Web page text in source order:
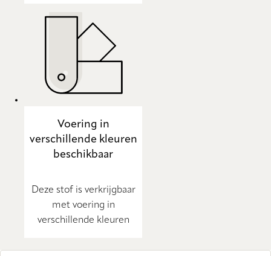
Voering in
verschillende kleuren
beschikbaar
Deze stof is verkrijgbaar
met voering in
verschillende kleuren